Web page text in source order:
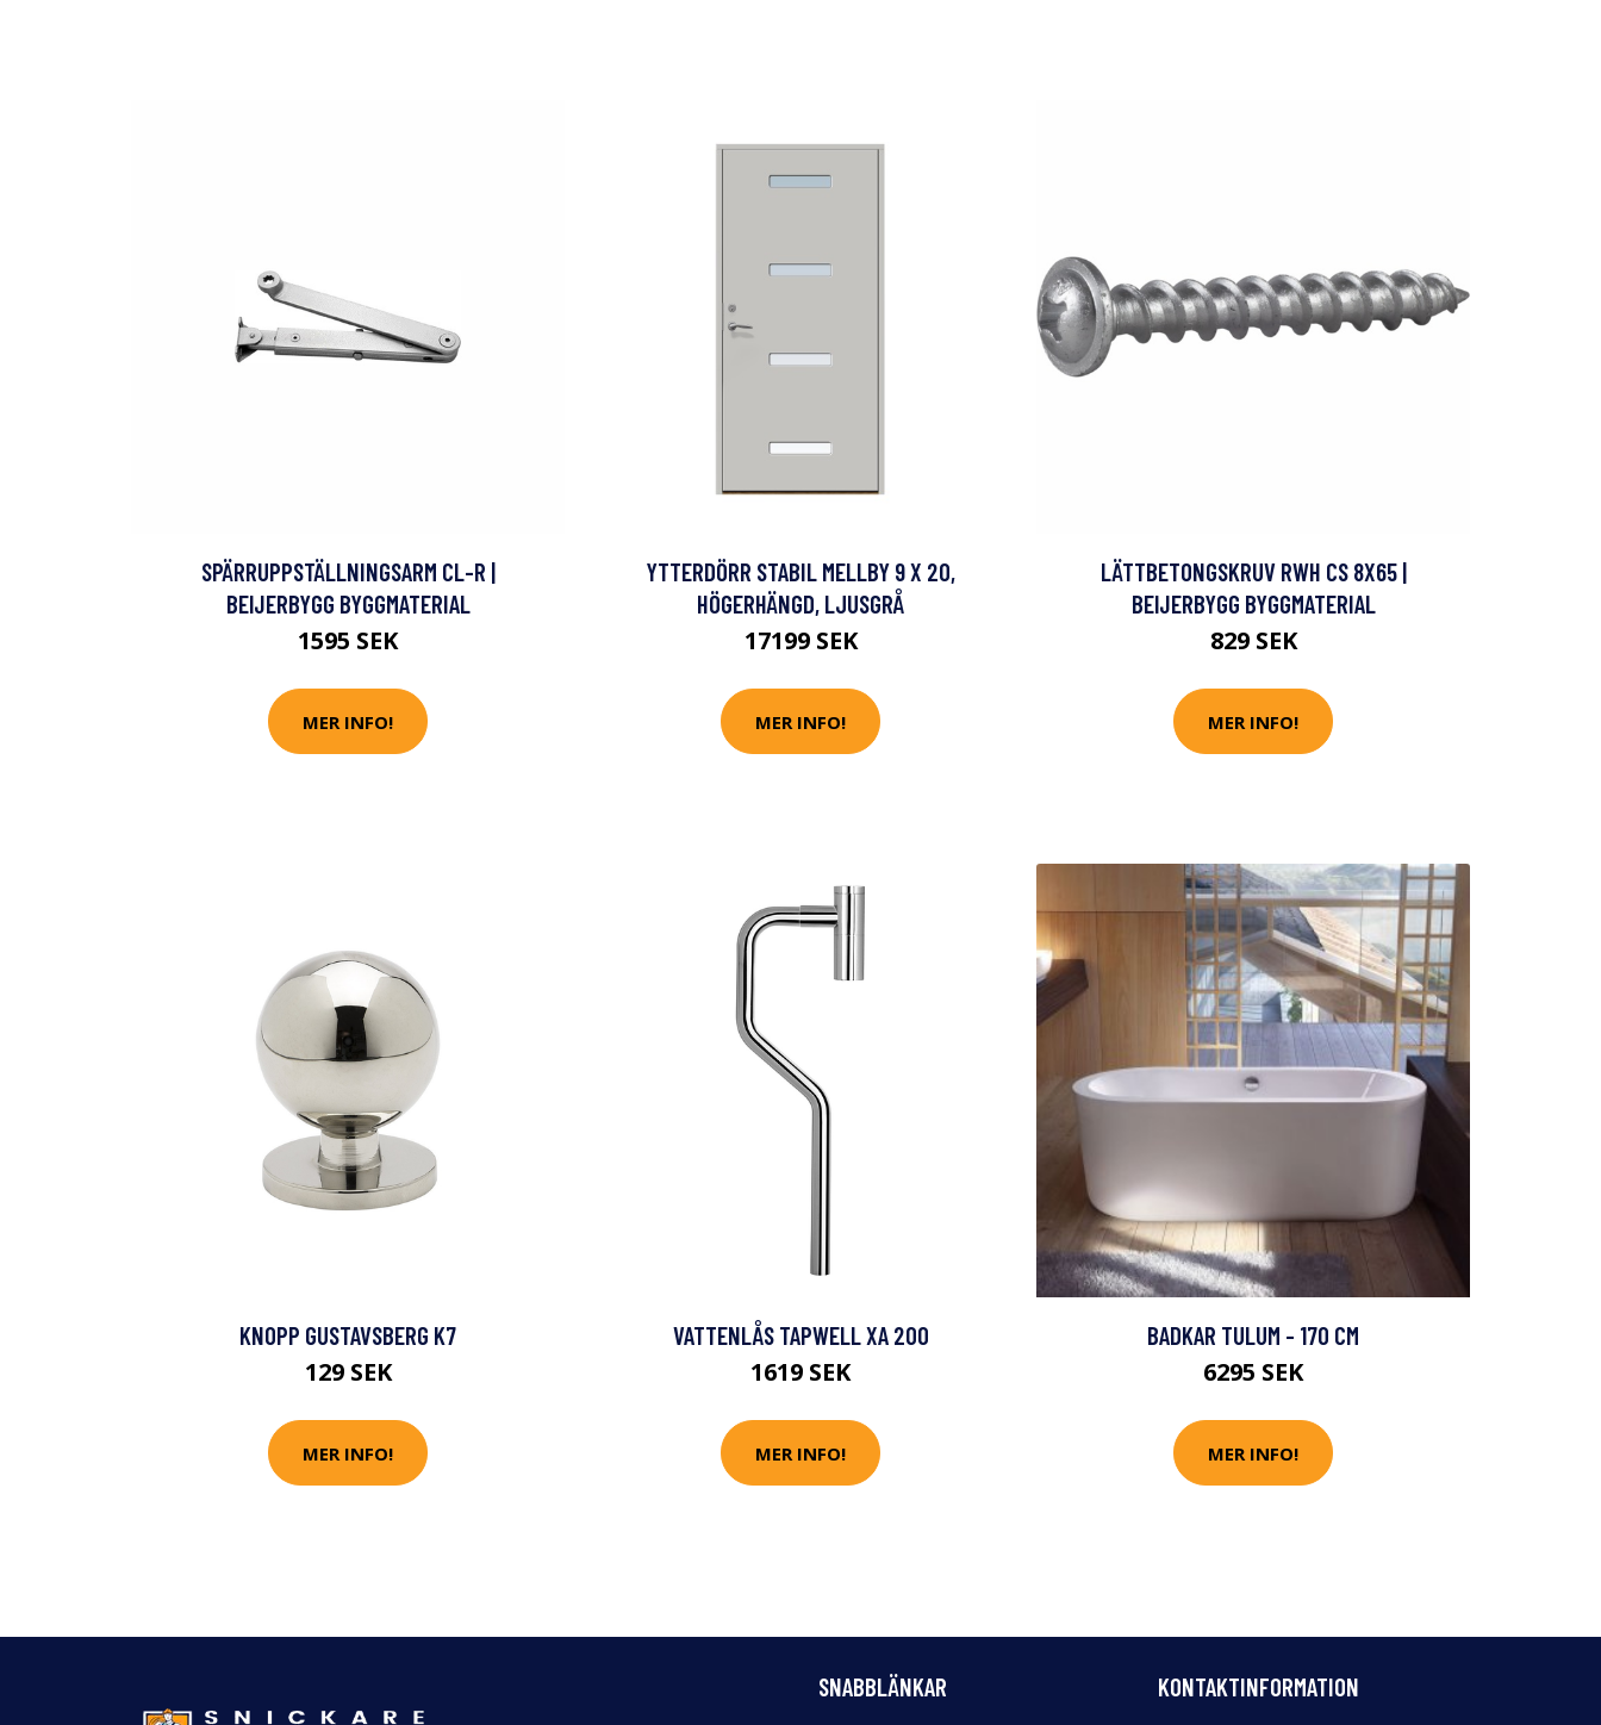
SPÄRRUPPSTÄLLNINGSARM CL-R |
BEIJERBYGG BYGGMATERIAL
1595 SEK
MER INFO!
YTTERDÖRR STABIL MELLBY 9 X 20,
HÖGERHÄNGD, LJUSGRÅ
17199 SEK
MER INFO!
LÄTTBETONGSKRUV RWH CS 8X65 |
BEIJERBYGG BYGGMATERIAL
829 SEK
MER INFO!
KNOPP GUSTAVSBERG K7
129 SEK
MER INFO!
VATTENLÅS TAPWELL XA 200
1619 SEK
MER INFO!
BADKAR TULUM - 170 CM
6295 SEK
MER INFO!
SNABBLÄNKAR KONTAKTINFORMATION